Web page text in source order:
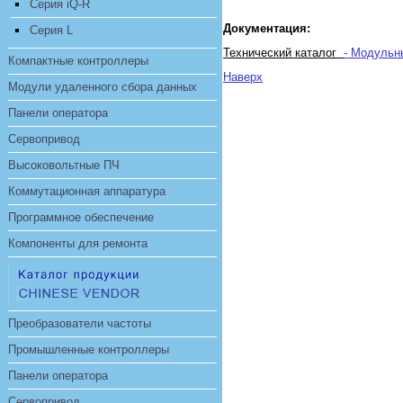
Серия iQ-R
Серия L
Компактные контроллеры
Модули удаленного сбора данных
Панели оператора
Сервопривод
Высоковольтные ПЧ
Коммутационная аппаратура
Программное обеспечение
Компоненты для ремонта
Преобразователи частоты
Промышленные контроллеры
Панели оператора
Документация:
Технический каталог -
Наверх